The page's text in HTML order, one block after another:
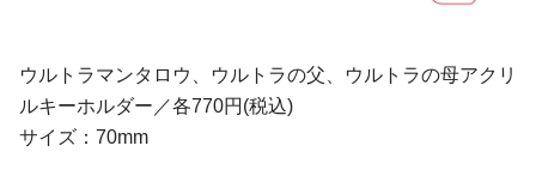
ウルトラマンタロウ、ウルトラの父、ウルトラの母アクリ
ルキーホルダー／各770円(税込)
サイズ：70mm